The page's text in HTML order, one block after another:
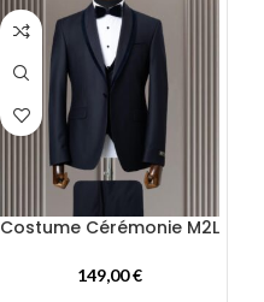
Costume Cérémonie M2L
149,00€